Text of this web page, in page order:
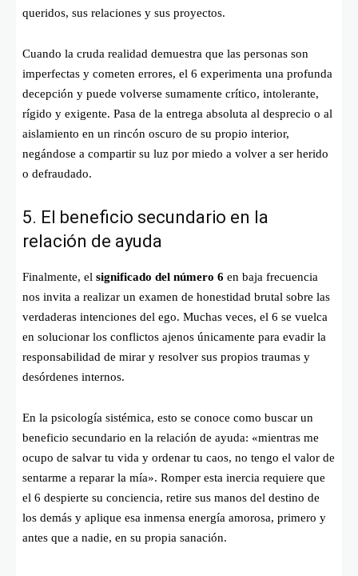
queridos, sus relaciones y sus proyectos.
Cuando la cruda realidad demuestra que las personas son
imperfectas y cometen errores, el 6 experimenta una profunda
decepción y puede volverse sumamente crítico, intolerante,
rígido y exigente. Pasa de la entrega absoluta al desprecio o al
aislamiento en un rincón oscuro de su propio interior,
negándose a compartir su luz por miedo a volver a ser herido
o defraudado.
5. El beneficio secundario en la
relación de ayuda
Finalmente, el significado del número 6 en baja frecuencia
nos invita a realizar un examen de honestidad brutal sobre las
verdaderas intenciones del ego. Muchas veces, el 6 se vuelca
en solucionar los conflictos ajenos únicamente para evadir la
responsabilidad de mirar y resolver sus propios traumas y
desórdenes internos.
En la psicología sistémica, esto se conoce como buscar un
beneficio secundario en la relación de ayuda: «mientras me
ocupo de salvar tu vida y ordenar tu caos, no tengo el valor de
sentarme a reparar la mía». Romper esta inercia requiere que
el 6 despierte su conciencia, retire sus manos del destino de
los demás y aplique esa inmensa energía amorosa, primero y
antes que a nadie, en su propia sanación.